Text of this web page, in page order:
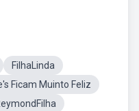
FilhaLinda
Ficam Muinto Feliz